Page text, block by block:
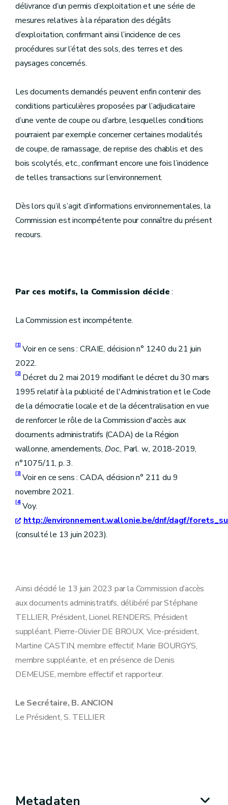
délivrance d’un permis d’exploitation et une série de
mesures relatives à la réparation des dégâts
d’exploitation, confirmant ainsi l’incidence de ces
procédures sur l’état des sols, des terres et des
paysages concernés.
Les documents demandés peuvent enfin contenir des
conditions particulières proposées par l’adjudicataire
d’une vente de coupe ou d’arbre, lesquelles conditions
pourraient par exemple concerner certaines modalités
de coupe, de ramassage, de reprise des chablis et des
bois scolytés, etc., confirmant encore une fois l’incidence
de telles transactions sur l’environnement.
Dès lors qu’il s’agit d’informations environnementales, la
Commission est incompétente pour connaître du présent
recours.
Par ces motifs, la Commission décide:
La Commission est incompétente.
[1] Voir en ce sens : CRAIE, décision n° 1240 du 21 juin
2022.
[2] Décret du 2 mai 2019 modifiant le décret du 30 mars
1995 relatif à la publicité de l'Administration et le Code
de la démocratie locale et de la décentralisation en vue
de renforcer le rôle de la Commission d'accès aux
documents administratifs (CADA) de la Région
wallonne, amendements, Doc., Parl. w., 2018-2019,
n°1075/11, p. 3.
[3] Voir en ce sens : CADA, décision n° 211 du 9
novembre 2021.
[4] Voy.
http://environnement.wallonie.be/dnf/dagf/
(consulté le 13 juin 2023).
Ainsi décidé le 13 juin 2023 par la Commission d’accès
aux documents administratifs, délibéré par Stéphane
TELLIER, Président, Lionel RENDERS, Président
suppléant, Pierre-Olivier DE BROUX, Vice-président,
Martine CASTIN, membre effectif, Marie BOURGYS,
membre suppléante, et en présence de Denis
DEMEUSE, membre effectif et rapporteur.
Le Secrétaire, B. ANCION
Le Président, S. TELLIER
Metadaten